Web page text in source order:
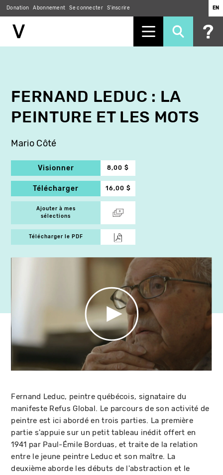
Donation Abonnement Se connecter S'inscrire EN
FERNAND LEDUC : LA
PEINTURE ET LES MOTS
Mario Côté
Visionner 8,00 $
Télécharger 16,00 $
Ajouter à mes
sélections
Télécharger le PDF
Fernand Leduc, peintre québécois, signataire du
manifeste Refus Global. Le parcours de son activité de
peintre est ici abordé en trois parties. La première
partie s'appuie sur un petit tableau inédit offert en
1941 par Paul-Émile Borduas, et traite de la relation
entre le jeune peintre Leduc et son maître. La
deuxième aborde les débuts de l'abstraction et le